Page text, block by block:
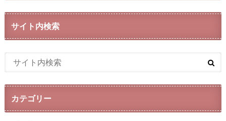
サイト内検索
カテゴリー